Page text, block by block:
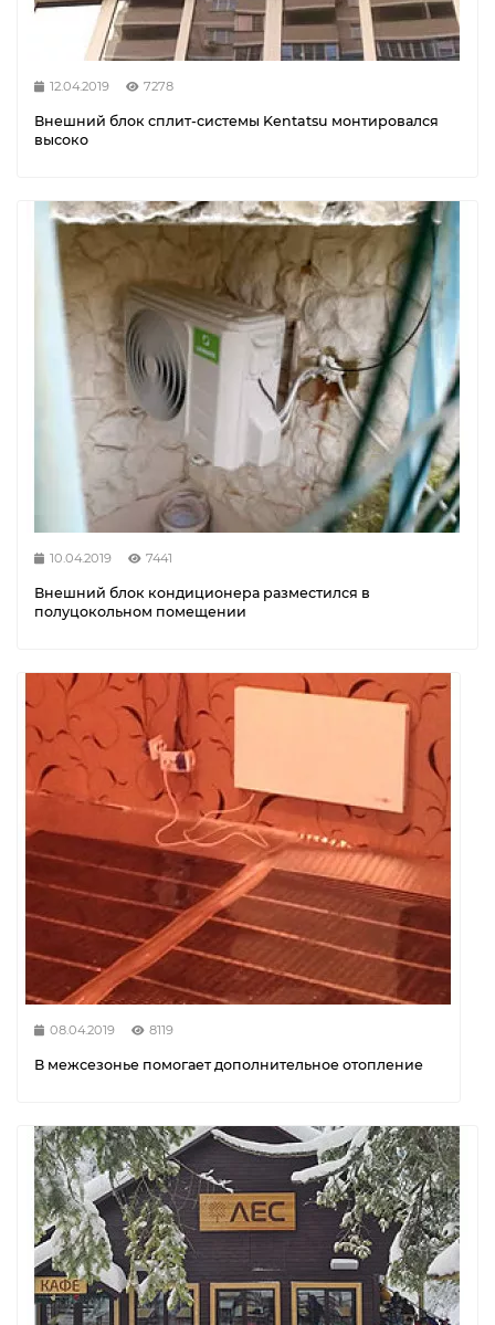
12.04.2019 7278
Внешний блок сплит-системы Kentatsu монтировался
высоко
10.04.2019 7441
Внешний блок кондиционера разместился в
полуцокольном помещении
08.04.2019 8119
В межсезонье помогает дополнительное отопление